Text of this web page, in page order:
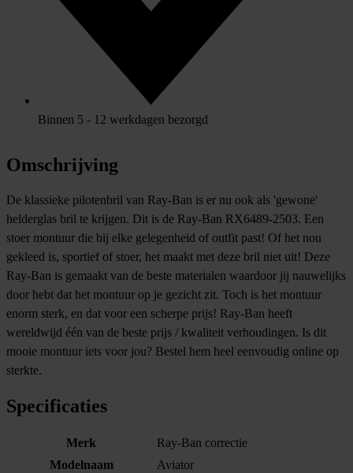
Binnen 5 - 12 werkdagen bezorgd
Omschrijving
De klassieke pilotenbril van Ray-Ban is er nu ook als 'gewone'
helderglas bril te krijgen. Dit is de Ray-Ban RX6489-2503. Een
stoer montuur die bij elke gelegenheid of outfit past! Of het nou
gekleed is, sportief of stoer, het maakt met deze bril niet uit! Deze
Ray-Ban is gemaakt van de beste materialen waardoor jij nauwelijks
door hebt dat het montuur op je gezicht zit. Toch is het montuur
enorm sterk, en dat voor een scherpe prijs! Ray-Ban heeft
wereldwijd één van de beste prijs / kwaliteit verhoudingen. Is dit
mooie montuur iets voor jou? Bestel hem heel eenvoudig online op
sterkte.
Specificaties
Merk
Ray-Ban correctie
Modelnaam
Aviator